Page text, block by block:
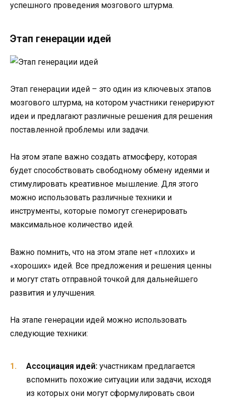
успешного проведения мозгового штурма.
Этап генерации идей
Этап генерации идей – это один из ключевых этапов
мозгового штурма, на котором участники генерируют
идеи и предлагают различные решения для решения
поставленной проблемы или задачи.
На этом этапе важно создать атмосферу, которая
будет способствовать свободному обмену идеями и
стимулировать креативное мышление. Для этого
можно использовать различные техники и
инструменты, которые помогут сгенерировать
максимальное количество идей.
Важно помнить, что на этом этапе нет «плохих» и
«хороших» идей. Все предложения и решения ценны
и могут стать отправной точкой для дальнейшего
развития и улучшения.
На этапе генерации идей можно использовать
следующие техники:
Ассоциация идей: участникам предлагается
вспомнить похожие ситуации или задачи, исходя
из которых они могут сформулировать свои